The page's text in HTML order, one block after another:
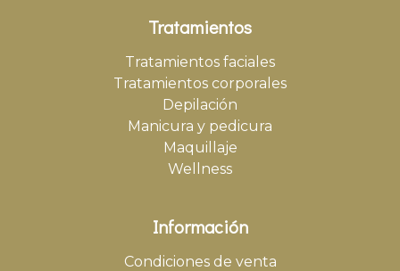
Tratamientos
Tratamientos faciales
Tratamientos corporales
Depilación
Manicura y pedicura
Maquillaje
Wellness
Información
Condiciones de venta